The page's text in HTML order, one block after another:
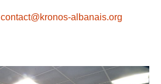
contact@kronos-albanais.org